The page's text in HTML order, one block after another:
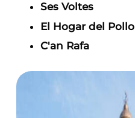
Ses Voltes
El Hogar del Pollo
C'an Rafa